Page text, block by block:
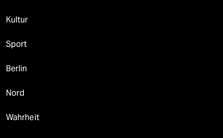
Kultur
Sport
Berlin
Nord
Wahrheit